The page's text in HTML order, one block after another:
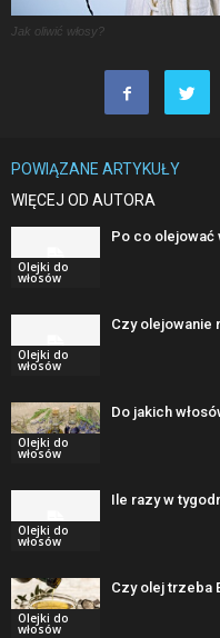
Jak oliwić włosy?
POWIĄZANE ARTYKUŁY
WIĘCEJ OD AUTORA
Olejki do
włosów
Po co olejować
Olejki do
włosów
Czy olejowanie
Olejki do
włosów
Do jakich
Olejki do
włosów
Ile razy w
Olejki do
włosów
Czy olej trzeba